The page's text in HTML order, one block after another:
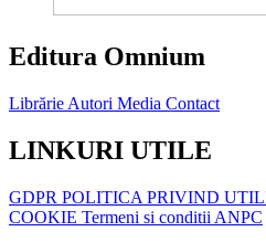
Editura Omnium
Librărie Autori Media Contact
LINKURI UTILE
GDPR POLITICA PRIVIND
COOKIE Termeni si conditii ANPC